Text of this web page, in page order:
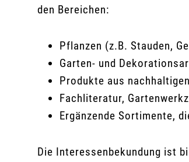
den Bereichen:
Pflanzen (z.B. Stauden,
Garten- und
Produkte aus
Fachliteratur,
Ergänzende Sortimente,
Die Interessenbekundung ist